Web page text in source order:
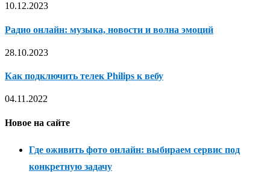
10.12.2023
Радио онлайн: музыка, новости и волна эмоций
28.10.2023
Как подключить телек Philips к вебу
04.11.2022
Новое на сайте
Где оживить фото онлайн: выбираем сервис под
конкретную задачу